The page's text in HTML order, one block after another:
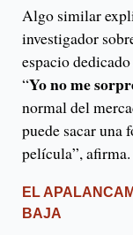
Algo similar
investigador
espacio
“Yo no me
normal del
puede sacar una
película”, afirma.
EL
BAJA